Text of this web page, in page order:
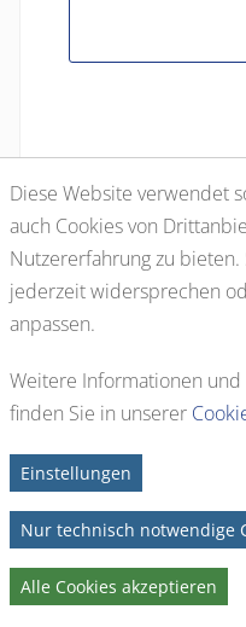
Diese Website verwendet
auch Cookies von
Nutzererfahrung zu
jederzeit widersprechen
anpassen.
Weitere Informationen
finden Sie in unserer
Zurück zur Startseite
Kontakt
Kontakt
copyright © 2026 – ARGEnergie e.